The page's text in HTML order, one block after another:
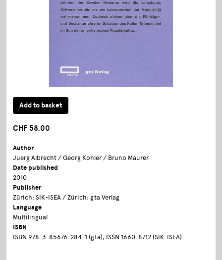
CHF 58.00
Author
Juerg Albrecht / Georg Kohler / Bruno Maurer
Date published
2010
Publisher
Zürich: SIK-ISEA / Zürich: gta Verlag
Language
Multilingual
ISBN
ISBN 978-3-85676-284-1 (gta), ISSN 1660-8712 (SIK-ISEA)